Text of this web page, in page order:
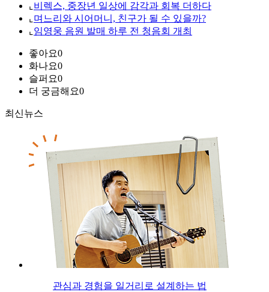
⌞ 비렉스, 중장년 일상에 감각과 회복 더하다
⌞ 며느리와 시어머니, 친구가 될 수 있을까?
⌞ 임영웅 음원 발매 하루 전 청음회 개최
좋아요0
화나요0
슬퍼요0
더 궁금해요0
최신뉴스
관심과 경험을 일거리로 설계하는 법